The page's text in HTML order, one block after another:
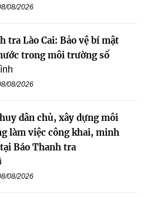
08/2026
tra Lào Cai: Bảo vệ bí mật
trong môi trường số
08/2026
dân chủ, xây dựng môi
làm việc công khai, minh
Báo Thanh tra
08/2026